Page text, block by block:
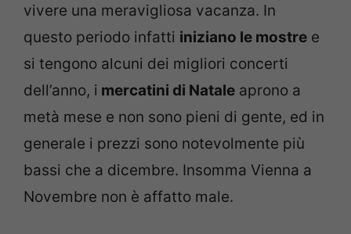
vivere una meravigliosa vacanza. In
questo periodo infatti iniziano le mostre e
si tengono alcuni dei migliori concerti
dell’anno, i mercatini di Natale aprono a
metà mese e non sono pieni di gente, ed in
generale i prezzi sono notevolmente più
bassi che a dicembre. Insomma Vienna a
Novembre non è affatto male.